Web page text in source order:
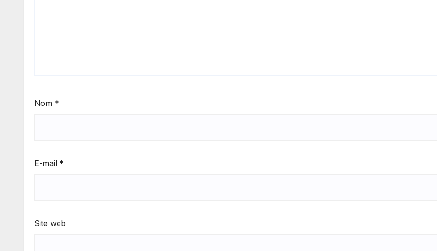
Nom *
E-mail *
Site web